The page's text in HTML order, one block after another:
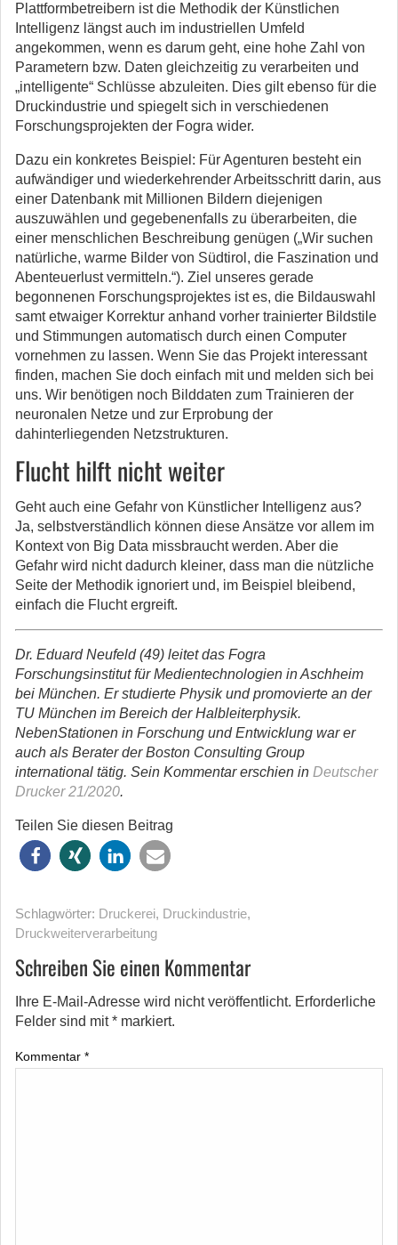
Plattformbetreibern ist die Methodik der Künstlichen
Intelligenz längst auch im industriellen Umfeld
angekommen, wenn es darum geht, eine hohe Zahl von
Parametern bzw. Daten gleichzeitig zu verarbeiten und
„intelligente“ Schlüsse abzuleiten. Dies gilt ebenso für die
Druckindustrie und spiegelt sich in verschiedenen
Forschungsprojekten der Fogra wider.
Dazu ein konkretes Beispiel: Für Agenturen besteht ein
aufwändiger und wiederkehrender Arbeitsschritt darin, aus
einer Datenbank mit Millionen Bildern diejenigen
auszuwählen und gegebenenfalls zu überarbeiten, die
einer menschlichen Beschreibung genügen („Wir suchen
natürliche, warme Bilder von Südtirol, die Faszination und
Abenteuerlust vermitteln.“). Ziel unseres gerade
begonnenen Forschungsprojektes ist es, die Bildauswahl
samt etwaiger Korrektur anhand vorher trainierter Bildstile
und Stimmungen automatisch durch einen Computer
vornehmen zu lassen. Wenn Sie das Projekt interessant
finden, machen Sie doch einfach mit und melden sich bei
uns. Wir benötigen noch Bilddaten zum Trainieren der
neuronalen Netze und zur Erprobung der
dahinterliegenden Netzstrukturen.
Flucht hilft nicht weiter
Geht auch eine Gefahr von Künstlicher Intelligenz aus?
Ja, selbstverständlich können diese Ansätze vor allem im
Kontext von Big Data missbraucht werden. Aber die
Gefahr wird nicht dadurch kleiner, dass man die nützliche
Seite der Methodik ignoriert und, im Beispiel bleibend,
einfach die Flucht ergreift.
Dr. Eduard Neufeld (49) leitet das Fogra
Forschungsinstitut für Medientechnologien in Aschheim
bei München. Er studierte Physik und promovierte an der
TU München im Bereich der Halbleiterphysik.
NebenStationen in Forschung und Entwicklung war er
auch als Berater der Boston Consulting Group
international tätig. Sein Kommentar erschien in Deutscher
Drucker 21/2020.
Teilen Sie diesen Beitrag
Schlagwörter: Druckerei, Druckindustrie,
Druckweiterverarbeitung
Schreiben Sie einen Kommentar
Ihre E-Mail-Adresse wird nicht veröffentlicht. Erforderliche
Felder sind mit* markiert.
Kommentar *